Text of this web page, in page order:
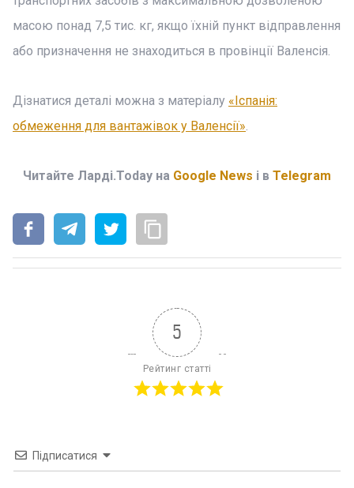
масою понад 7,5 тис. кг, якщо їхній пункт відправлення
або призначення не знаходиться в провінції Валенсія.
Дізнатися деталі можна з матеріалу «Іспанія:
обмеження для вантажівок у Валенсії».
Читайте Ларді.Today на Google News і в Telegram
5
Рейтинг статті
Підписатися